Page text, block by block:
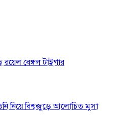
বেঙ্গল টাইগার
নিয়ে বিশ্বজুড়ে আলোচিত মুসা